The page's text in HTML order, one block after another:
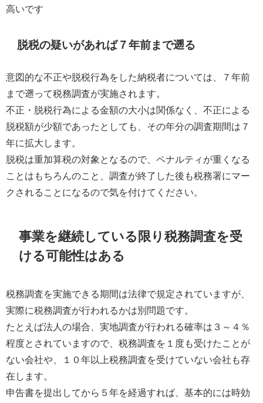
高いです
脱税の疑いがあれば７年前まで遡る
意図的な不正や脱税行為をした納税者については、７年前
まで遡って税務調査が実施されます。
不正・脱税行為による金額の大小は関係なく、不正による
脱税額が少額であったとしても、その年分の調査期間は７
年に拡大します。
脱税は重加算税の対象となるので、ペナルティが重くなる
ことはもちろんのこと、調査が終了した後も税務署にマー
クされることになるので気を付けてください。
事業を継続している限り税務調査を受
ける可能性はある
税務調査を実施できる期間は法律で規定されていますが、
実際に税務調査が行われるかは別問題です。
たとえば法人の場合、実地調査が行われる確率は３～４％
程度とされていますので、税務調査を１度も受けたことが
ない会社や、１０年以上税務調査を受けていない会社も存
在します。
申告書を提出してから５年を経過すれば、基本的には時効